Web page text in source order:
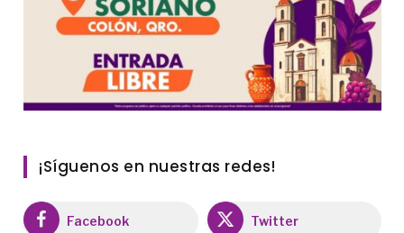
¡Síguenos en nuestras redes!
Facebook Twitter